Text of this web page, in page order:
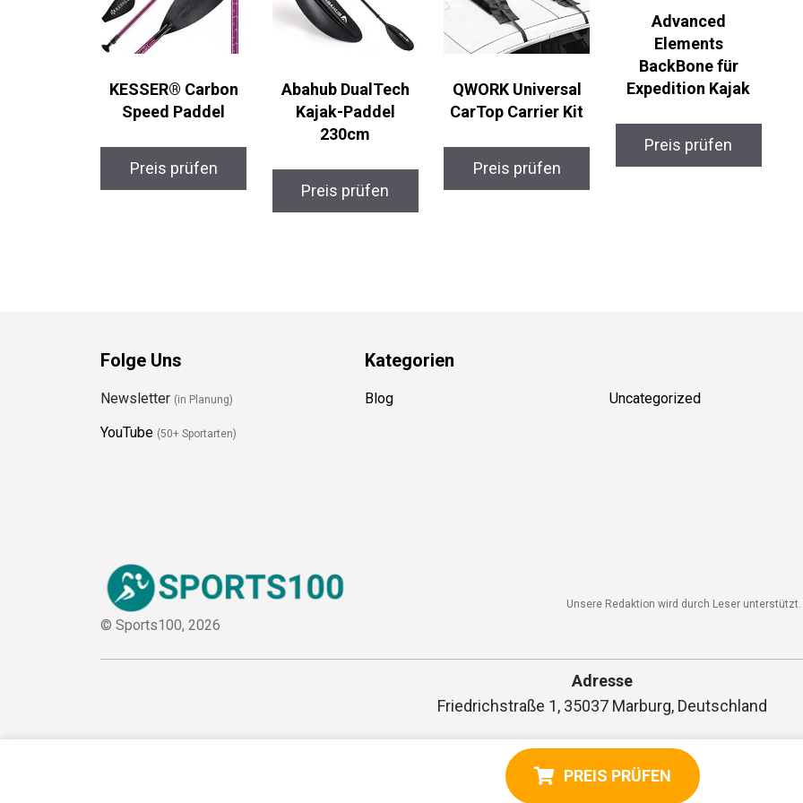
KESSER® Carbon
Speed Paddel
Preis prüfen
Abahub DualTech
Kajak-Paddel
230cm
Preis prüfen
QWORK Universal
CarTop Carrier Kit
Preis prüfen
Advanced
Elements
BackBone für
Expedition Kajak
Preis prüfen
PREIS PRÜFEN
Folge Uns
Newsletter(in Planung)
YouTube (50+ Sportarten)
Kategorien
Blog Uncategorized
© Sports100, 2026
Unsere Redaktion wird durch Leser unterstützt.
Adresse
Friedrichstraße 1, 35037 Marburg, Deutschland